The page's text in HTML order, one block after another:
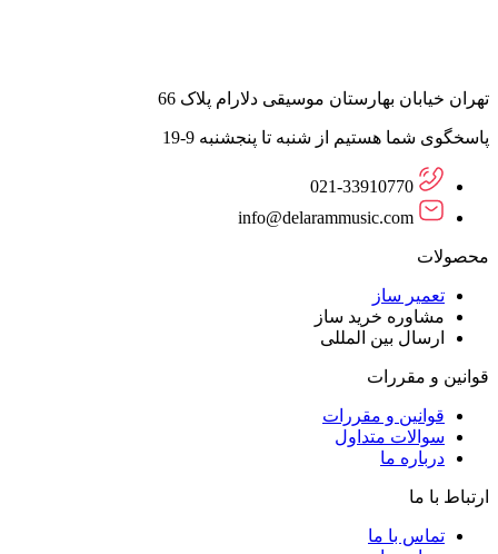
تهران خیابان بهارستان موسیقی دلارام پلاک 66
پاسخگوی شما هستیم از شنبه تا پنجشنبه 9-19
021-33910770
info@delarammusic.com
محصولات
تعمیر ساز
مشاوره خرید ساز
ارسال بین المللی
قوانین و مقررات
قوانین و مقررات
سوالات متداول
درباره ما
ارتباط با ما
تماس با ما